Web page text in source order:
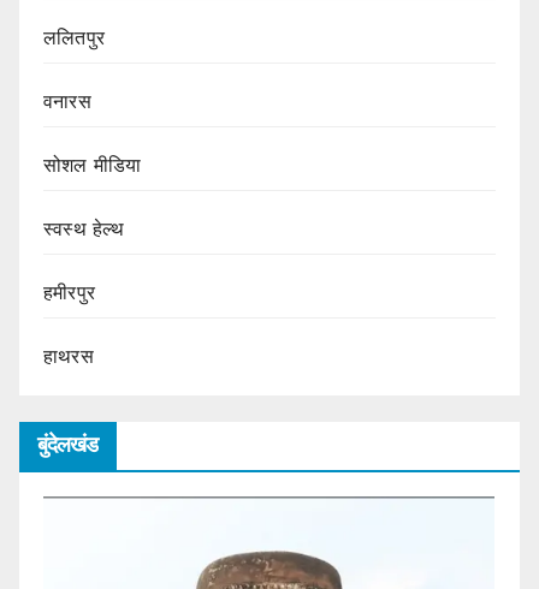
ललितपुर
वनारस
सोशल मीडिया
स्वस्थ हेल्थ
हमीरपुर
हाथरस
बुंदेलखंड